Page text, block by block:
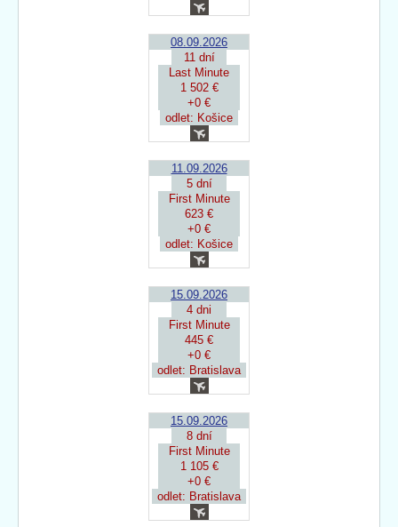
08.09.2026
11 dní
Last Minute
1 502 €
+0 €
odlet: Košice
11.09.2026
5 dní
First Minute
623 €
+0 €
odlet: Košice
15.09.2026
4 dni
First Minute
445 €
+0 €
odlet: Bratislava
15.09.2026
8 dní
First Minute
1 105 €
+0 €
odlet: Bratislava